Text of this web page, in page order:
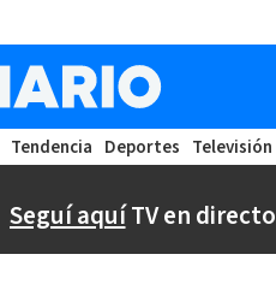
Tendencia Deportes Televisión
Seguí aquíTV en directo